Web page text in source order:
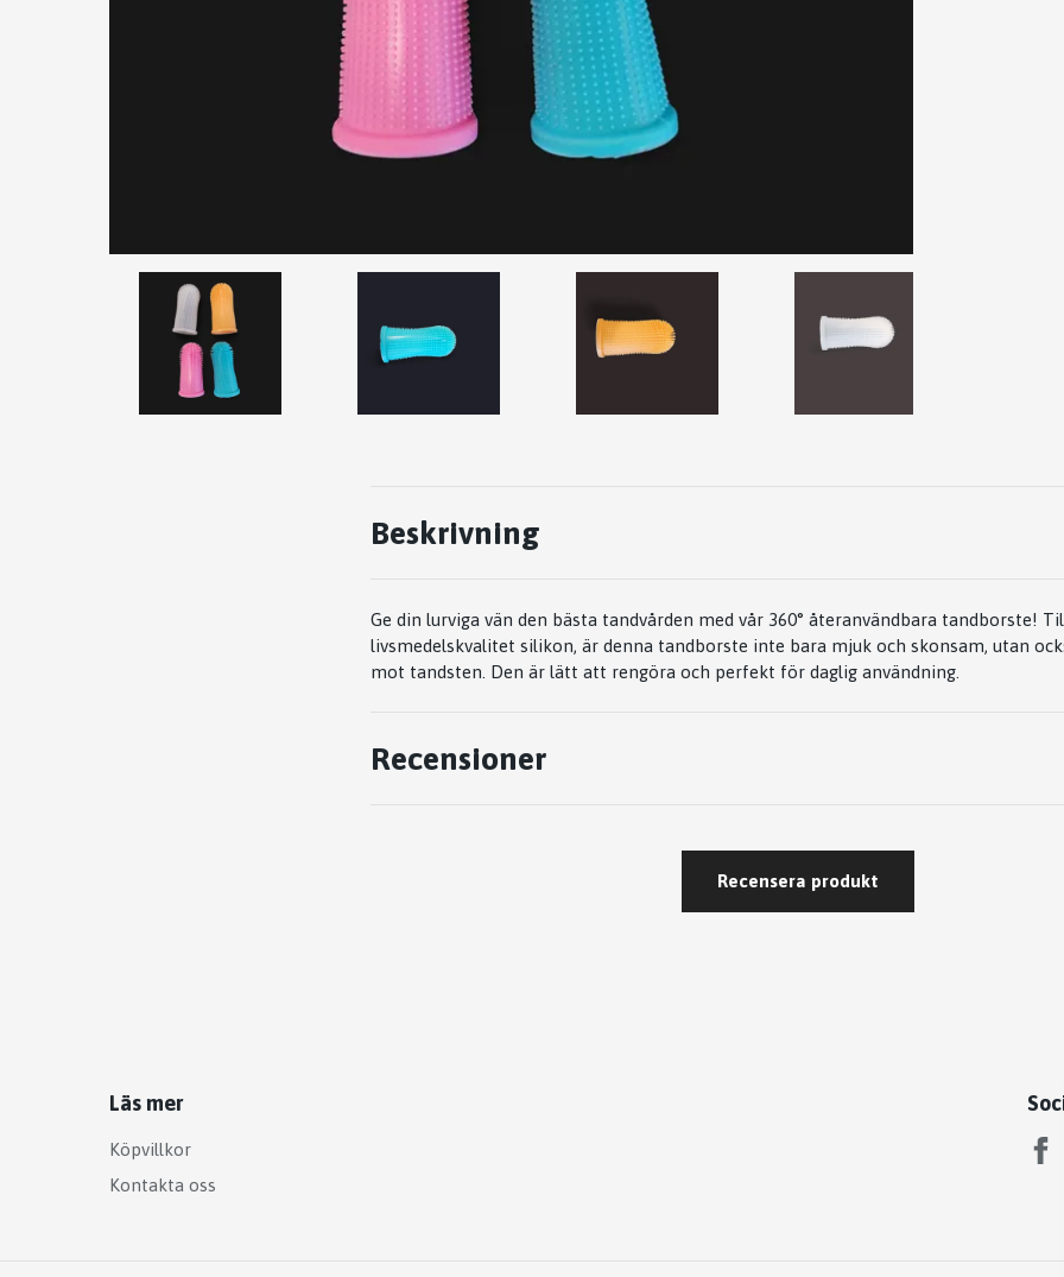
Beskrivning
Ge din lurviga vän den bästa tandvården med vår 360° återanvändbara tandborste!
livsmedelskvalitet silikon, är denna tandborste inte bara mjuk och skonsam, utan
mot tandsten. Den är lätt att rengöra och perfekt för daglig användning.
Recensioner
Recensera produkt
Läs mer
Köpvillkor
Kontakta oss